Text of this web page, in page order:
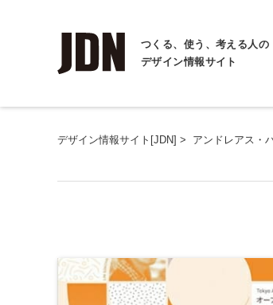
つくる、使う、考える人の
デザイン情報サイト
デザイン情報サイト[JDN] > アンドレアス・